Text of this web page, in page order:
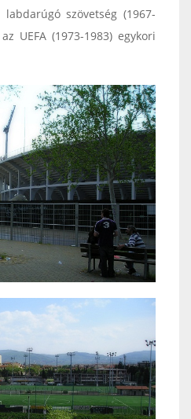
szövetség (1967-
UEFA (1973-1983) egykori